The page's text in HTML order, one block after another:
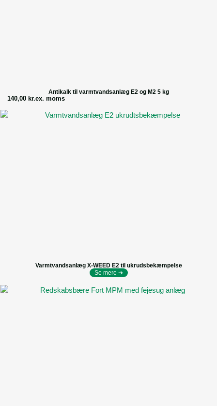
Antikalk til varmtvandsanlæg E2 og M2 5 kg
140,00 kr.ex. moms
Varmtvandsanlæg X-WEED E2 til ukrudsbekæmpelse
Se mere ➔